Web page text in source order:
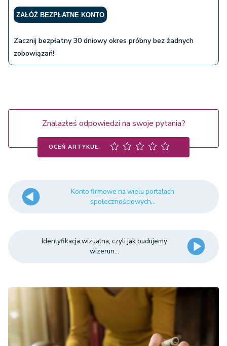
ZAŁÓŻ BEZPŁATNE KONTO
Zacznij bezpłatny 30 dniowy okres próbny bez żadnych
zobowiązań!
Znalazłeś odpowiedzi na swoje pytania?
OCEŃ ARTYKUŁ:
Konto firmowe na wielu portalach
społecznościowych...
Identyfikacja wizualna, czyli jak budujemy
wizerun...